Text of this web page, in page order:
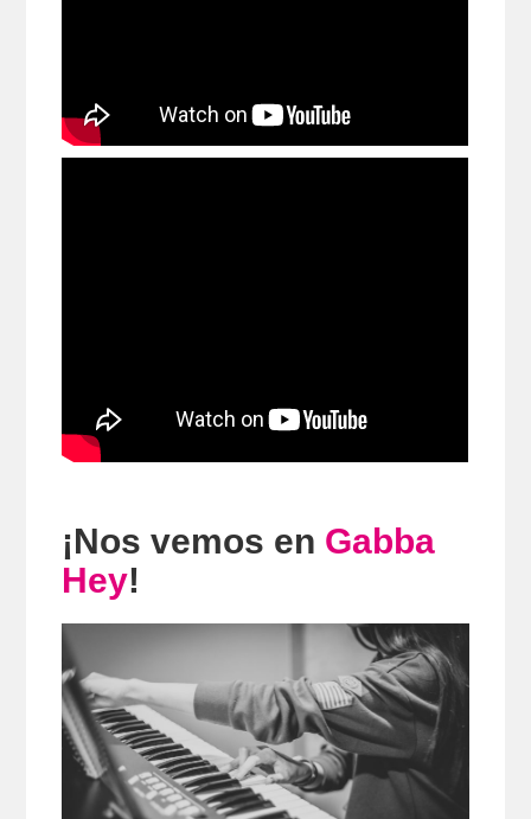
¡Nos vemos en Gabba
Hey!